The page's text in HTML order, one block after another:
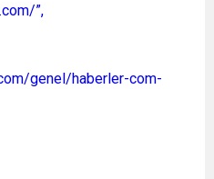
”,
genel/haberler-com-